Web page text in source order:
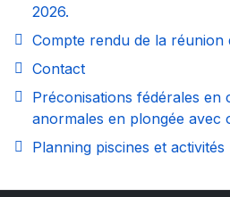
2026.
Compte rendu de la réunion
Contact
Préconisations fédérales en
anormales en plongée avec
Planning piscines et activités